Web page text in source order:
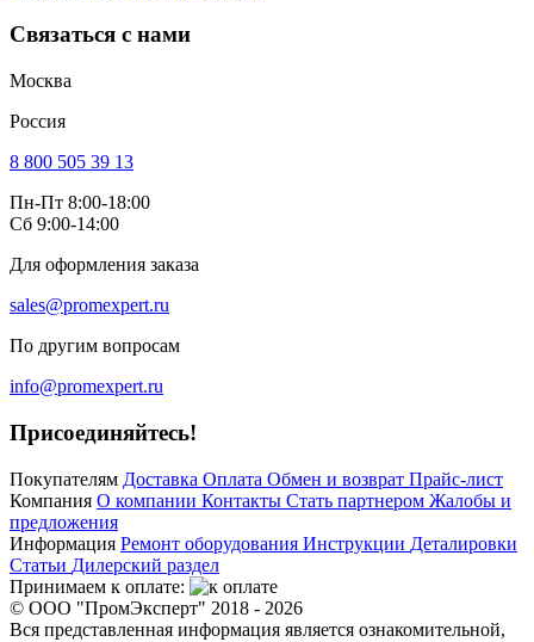
Связаться с нами
Москва
Россия
8 800 505 39 13
Пн-Пт 8:00-18:00
Сб 9:00-14:00
Для оформления заказа
sales@promexpert.ru
По другим вопросам
info@promexpert.ru
Присоединяйтесь!
Покупателям Доставка Оплата Обмен и возврат Прайс-лист
Компания О компании Контакты Стать партнером Жалобы и
предложения
Информация Ремонт оборудования Инструкции Деталировки
Статьи Дилерский раздел
Принимаем к оплате:
© ООО "ПромЭксперт" 2018 - 2026
Вся представленная информация является ознакомительной,